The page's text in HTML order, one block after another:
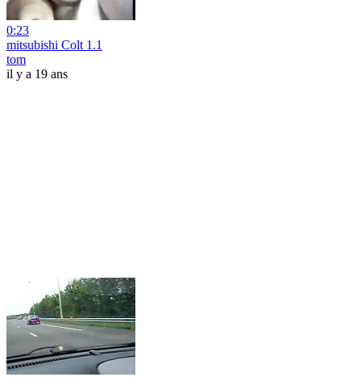
0:23
mitsubishi Colt 1.1
tom
il y a 19 ans